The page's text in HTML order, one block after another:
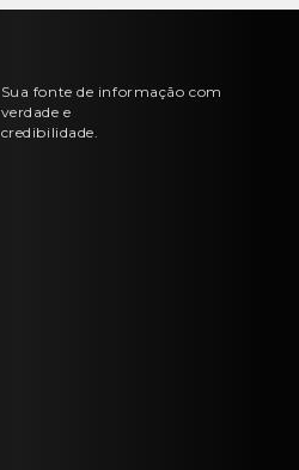
Sua fonte de informação com
verdade e
credibilidade.